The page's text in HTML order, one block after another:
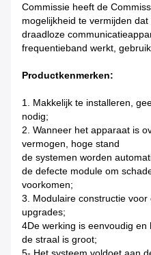
Commissie heeft de
mogelijkheid te vermijden
draadloze
frequentieband werkt,
Productkenmerken:
1. Makkelijk te installeren,
nodig;
2. Wanneer het apparaat is
vermogen, hoge stand
de systemen worden
de defecte module om
voorkomen;
3. Modulaire constructie
upgrades;
4De werking is eenvoudig
de straal is groot;